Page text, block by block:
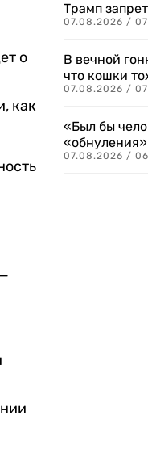
о
как
Трамп
07.08.2026 /
В вечной
что кошки
07.08.2026 /
«Был бы
«обнуления»
07.08.2026 /